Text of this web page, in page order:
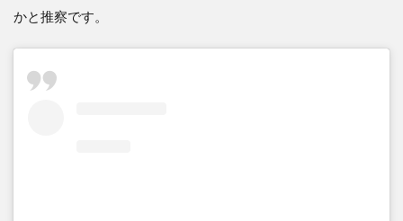
かと推察です。